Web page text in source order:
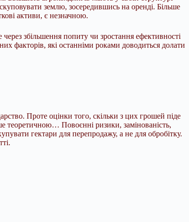
землю, зосередившись на оренді. Більше
активи, є незначною.
збільшення попиту чи зростання ефективності
факторів, які останніми роками доводиться долати
Проте оцінки того, скільки з цих грошей піде
теоретичною… Повоєнні ризики, замінованість,
гектари для перепродажу, а не для обробітку.